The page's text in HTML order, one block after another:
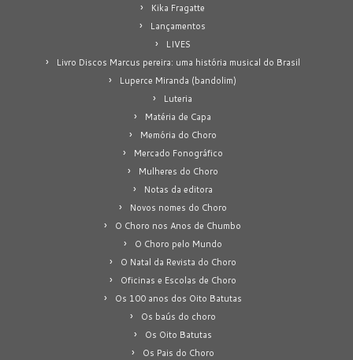
Kika Fragatte
Lançamentos
LIVES
Livro Discos Marcus pereira: uma história musical do Brasil
Luperce Miranda (bandolim)
Luteria
Matéria de Capa
Memória do Choro
Mercado Fonográfico
Mulheres do Choro
Notas da editora
Novos nomes do Choro
O Choro nos Anos de Chumbo
O Choro pelo Mundo
O Natal da Revista do Choro
Oficinas e Escolas de Choro
Os 100 anos dos Oito Batutas
Os baús do choro
Os Oito Batutas
Os Pais do Choro